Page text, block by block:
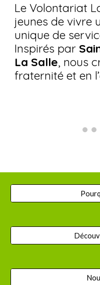
Le Volontariat
jeunes de vivre
unique de
Inspirés par
La Salle, nous
fraternité et en